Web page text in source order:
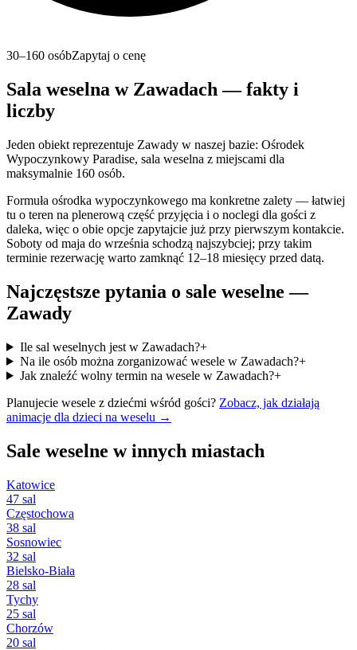
30–160 osóbZapytaj o cenę
Sala weselna w Zawadach — fakty i
liczby
Jeden obiekt reprezentuje Zawady w naszej bazie: Ośrodek
Wypoczynkowy Paradise, sala weselna z miejscami dla
maksymalnie 160 osób.
Formuła ośrodka wypoczynkowego ma konkretne zalety — łatwiej
tu o teren na plenerową część przyjęcia i o noclegi dla gości z
daleka, więc o obie opcje zapytajcie już przy pierwszym kontakcie.
Soboty od maja do września schodzą najszybciej; przy takim
terminie rezerwację warto zamknąć 12–18 miesięcy przed datą.
Najczęstsze pytania o sale weselne —
Zawady
Ile sal weselnych jest w Zawadach?+
Na ile osób można zorganizować wesele w Zawadach?+
Jak znaleźć wolny termin na wesele w Zawadach?+
Planujecie wesele z dziećmi wśród gości? Zobacz, jak działają
animacje dla dzieci na weselu →
Sale weselne w innych miastach
Katowice
47 sal
Częstochowa
38 sal
Sosnowiec
32 sal
Bielsko-Biała
28 sal
Tychy
25 sal
Chorzów
20 sal